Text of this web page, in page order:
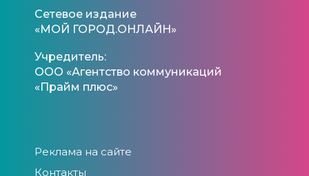
Сетевое издание
«МОЙ ГОРОД.ОНЛАЙН»
Учредитель:
ООО «Агентство коммуникаций
«Прайм плюс»
Реклама на сайте
Контакты